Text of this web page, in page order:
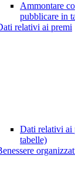
Ammontare
pubblicare in
relativi ai premi
Dati relativi ai
tabelle)